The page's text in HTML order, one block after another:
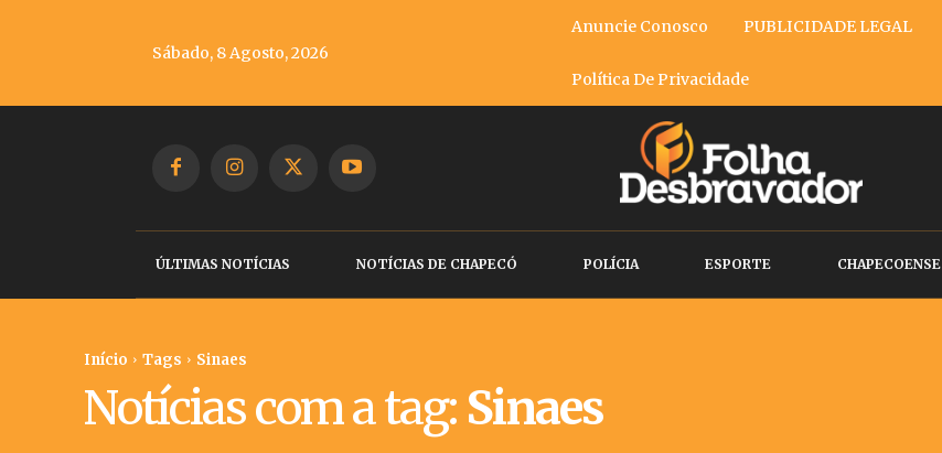
Sábado, 8 Agosto, 2026
Anuncie Conosco PUBLICIDADE LEGAL
Política De Privacidade
ÚLTIMAS NOTÍCIAS NOTÍCIAS DE CHAPECÓ POLÍCIA ESPORTE CHAPECOENSE
Início Tags Sinaes
Notícias com a tag: Sinaes